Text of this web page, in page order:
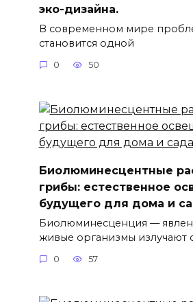
эко-дизайна.
В современном мире
становится одной
0 50
Биолюминесцентные
грибы: естественное
будущего для дома и
Биолюминесценция —
живые организмы излучают
0 57